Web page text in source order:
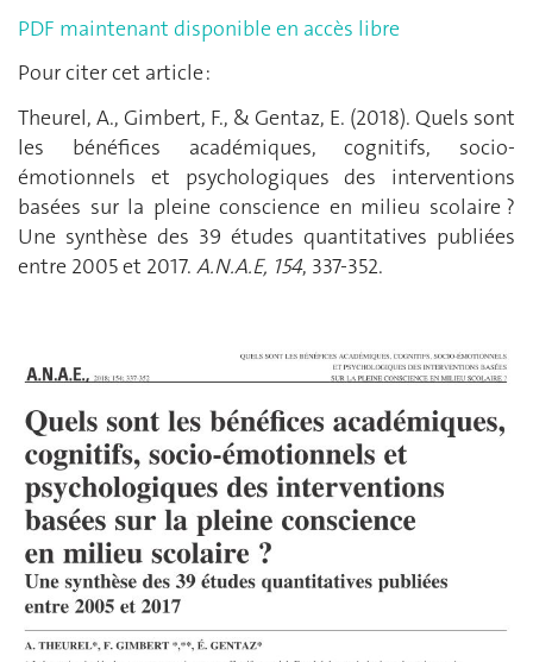
PDF maintenant disponible en accès libre
Pour citer cet article :
Theurel, A., Gimbert, F., & Gentaz, E. (2018). Quels sont
les bénéfices académiques, cognitifs, socio-
émotionnels et psychologiques des interventions
basées sur la pleine conscience en milieu scolaire ?
Une synthèse des 39 études quantitatives publiées
entre 2005 et 2017. A.N.A.E, 154, 337-352.